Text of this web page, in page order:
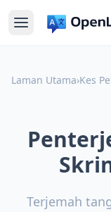
Laman Utama›Kes
Terjemah